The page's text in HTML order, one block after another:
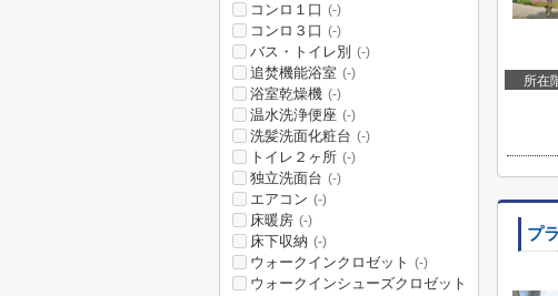
所在
プ
コンロ１口 (-)
コンロ３口 (-)
バス・トイレ別 (-)
追焚機能浴室 (-)
浴室乾燥機 (-)
温水洗浄便座 (-)
洗髪洗面化粧台 (-)
トイレ２ヶ所 (-)
独立洗面台 (-)
エアコン (-)
床暖房 (-)
床下収納 (-)
ウォークインクロゼット (-)
ウォークインシューズクロゼット